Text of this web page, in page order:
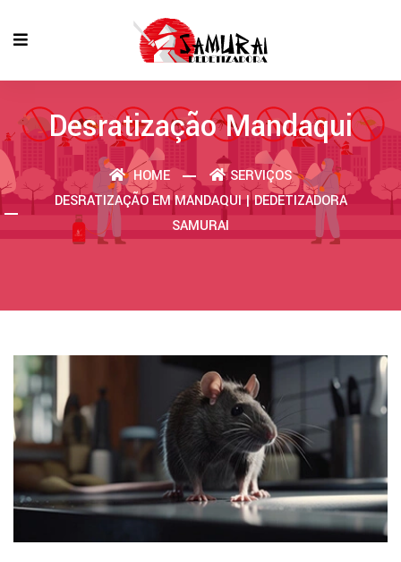
Desratização Mandaqui
HOME
SERVIÇOS
DESRATIZAÇÃO EM MANDAQUI | DEDETIZADORA
SAMURAI